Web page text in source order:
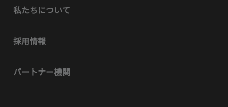
私たちについて
採用情報
パートナー機関